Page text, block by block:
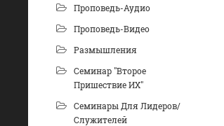
Проповедь-Аудио
Проповедь-Видео
Размышления
Семинар "Второе
Пришествие ИХ"
Семинары Для Лидеров/
Служителей